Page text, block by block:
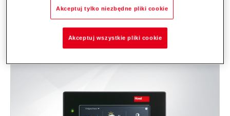
uniwersalny - dla Nowe konstrukcje i remonty.
Akceptuj tylko niezbędne pliki cookie
Akceptuj wszystkie pliki cookie